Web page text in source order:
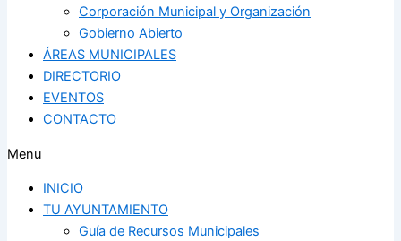
Corporación Municipal y Organización
Gobierno Abierto
ÁREAS MUNICIPALES
DIRECTORIO
EVENTOS
CONTACTO
Menu
INICIO
TU AYUNTAMIENTO
Guía de Recursos Municipales